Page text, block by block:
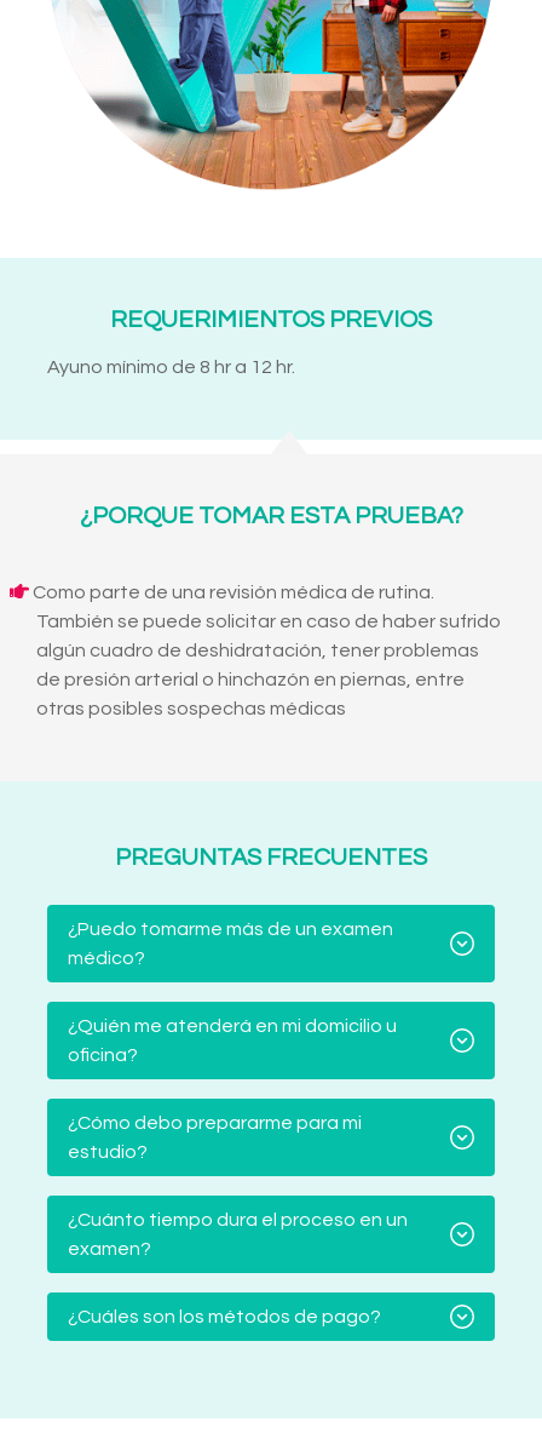
REQUERIMIENTOS PREVIOS
Ayuno mínimo de 8 hr a 12 hr.
¿PORQUE TOMAR ESTA PRUEBA?
Como parte de una revisión médica de rutina.
También se puede solicitar en caso de haber sufrido
algún cuadro de deshidratación, tener problemas
de presión arterial o hinchazón en piernas, entre
otras posibles sospechas médicas
PREGUNTAS FRECUENTES
¿Puedo tomarme más de un examen
médico?
¿Quién me atenderá en mi domicilio u
oficina?
¿Cómo debo prepararme para mi
estudio?
¿Cuánto tiempo dura el proceso en un
examen?
¿Cuáles son los métodos de pago?